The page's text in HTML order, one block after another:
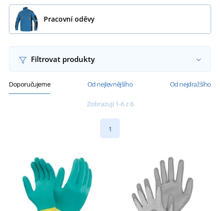
Pracovní oděvy
Filtrovat produkty
Doporučujeme Od nejlevnějšího Od nejdražšího
Zobrazuji 1-6 z 6
1